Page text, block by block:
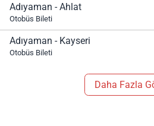
Adıyaman - Ahlat
Otobüs Bileti
Adıyaman - Kayseri
Otobüs Bileti
Daha Fazla